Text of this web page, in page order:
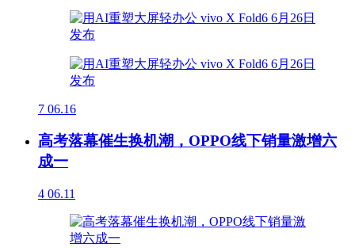
7 06.16
高考落幕催生换机潮，OPPO线下销量激增六
成一
4 06.11